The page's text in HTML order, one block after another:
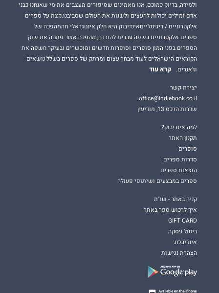
ולמידה, בדיוק כמוכם, אנו מאמינים שסיפורים מעצבים את מי שאנחנו כבני
אדם ומילים יכולות להעצים ולשנות את העולם שסביבנו.קצת על ספרים
אלקטרוניים / דיגיטלייםאינדיבוק היא חלק אינטגראלי מהמהפכה של
ספרים אלקטרוניים בשפה עברית להורדה, מהפכה אשר פתחה את שוק
הספרים בפני המון סופרים וסופרות חדשים ומוכשרים ובעיקר חשפה את
הקוראים הישראלים לעוד מבחר עצום ומרתק של ספרים בשלל נושאים
וז'אנרים.
קרא עוד
יצירת קשר
office@indiebook.co.il
שדרות הרכס 13, מודיעין
למה אינדיבוק?
תקנון האתר
סופרים
סדרות ספרים
הוצאות ספרים
ספרים במבצעים ושיתופי פעולה
קניה באתר - שו"ת
איך לרכוש ספר באתר
GIFT CARD
ביטול עסקה
אינדיבלוג
הצהרת נגישות